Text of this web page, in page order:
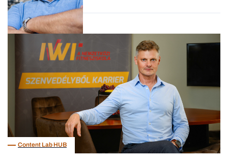
Content Lab HUB